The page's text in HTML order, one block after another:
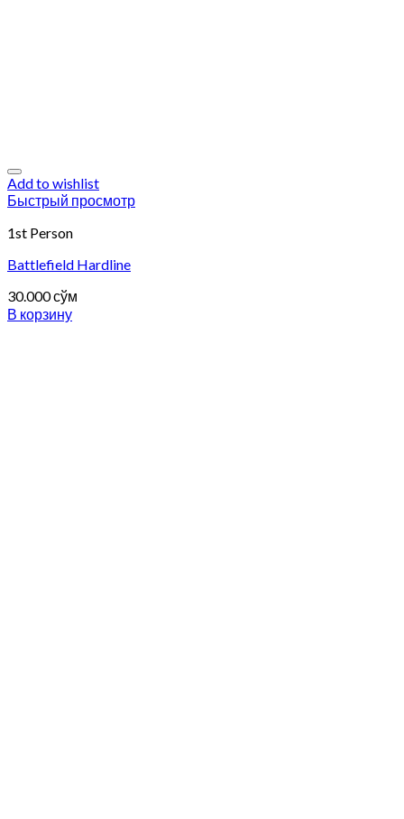
Add to wishlist
Быстрый просмотр
1st Person
Battlefield Hardline
30.000сўм
В корзину